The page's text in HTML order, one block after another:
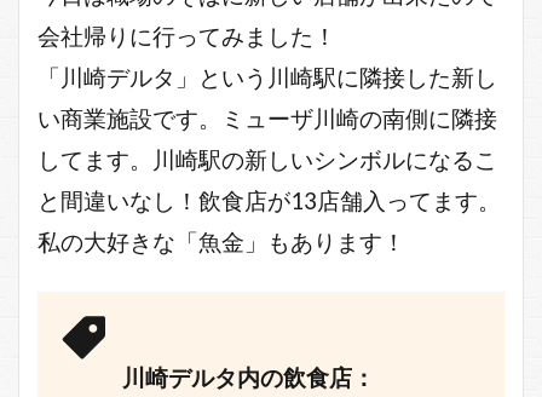
会社帰りに行ってみました！
「川崎デルタ」という川崎駅に隣接した新し
い商業施設です。ミューザ川崎の南側に隣接
してます。川崎駅の新しいシンボルになるこ
と間違いなし！飲食店が13店舗入ってます。
私の大好きな「魚金」もあります！
川崎デルタ内の飲食店：